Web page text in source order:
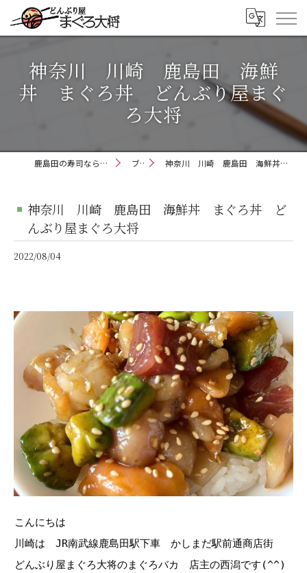
神奈川 川崎 鹿島田 海鮮
丼 まぐろ丼 どんぶり屋まぐ
ろ大将
鹿島田の寿司ならどんぶり屋まぐろ大将 ブログ 神奈川 川崎 鹿島田 海鮮丼 まぐろ丼 どんぶり屋まぐろ大将
神奈川 川崎 鹿島田 海鮮丼 まぐろ丼 ど
んぶり屋まぐろ大将
2022/08/04
こんにちは
川崎は JR南武線鹿島田駅下車 かしまだ駅前通商店街
どんぶり屋まぐろ大将のまぐろバカ 店主の西潟です(^^)